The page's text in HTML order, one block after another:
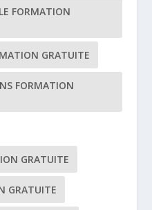
FORMATION
GRATUITE
FORMATION
GRATUITE
GRATUITE